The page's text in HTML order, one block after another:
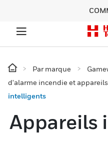
Par marque
d'alarme incendie et
intelligents
Appareils